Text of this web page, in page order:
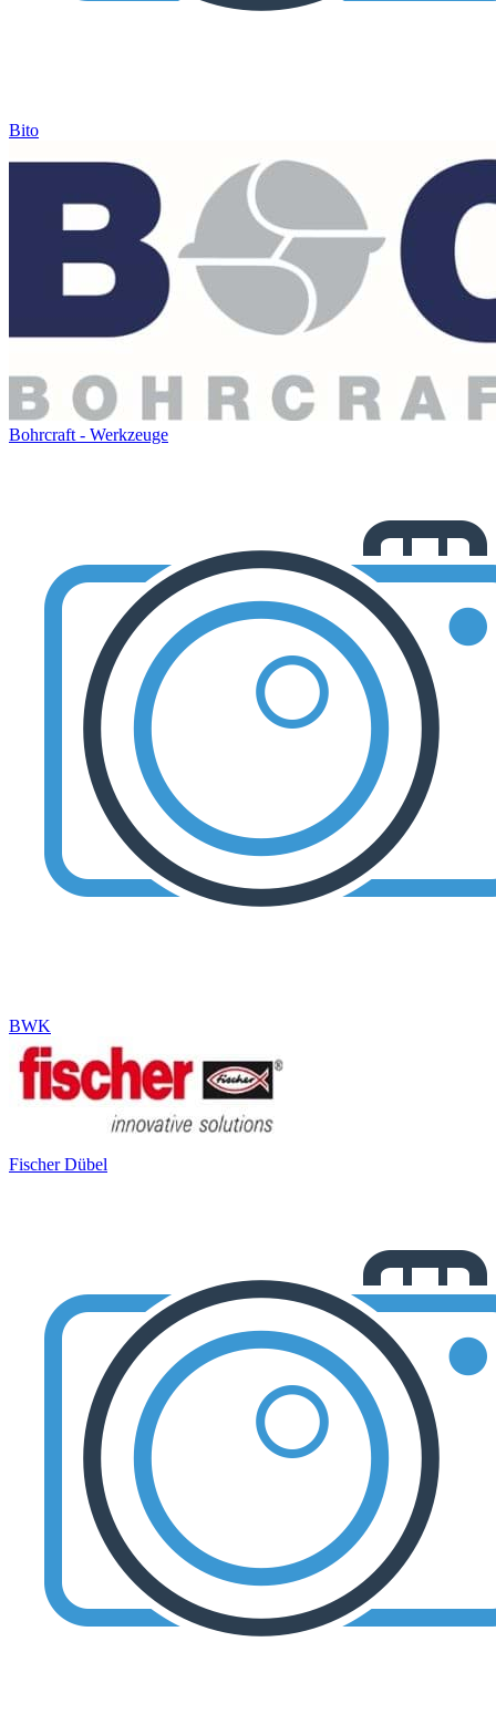
Bito
Bohrcraft - Werkzeuge
BWK
Fischer Dübel